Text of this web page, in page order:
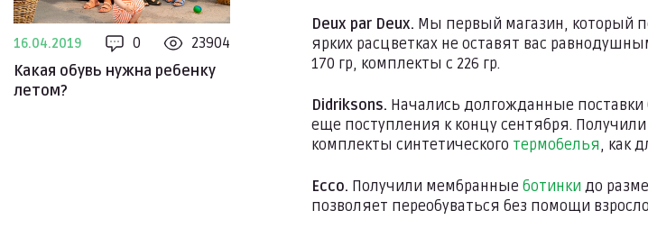
16.04.2019 0
23904
Какая обувь нужна ребенку
летом?
Deux par Deux. Мы первый магазин, который
ярких расцветках не оставят вас
170 гр, комплекты с 226 гр.
Didriksons. Начались долгожданные
еще поступления к концу сентября.
комплекты синтетического термобелья, как
Ecco. Получили мембранные ботинки до
позволяет переобуваться без помощи